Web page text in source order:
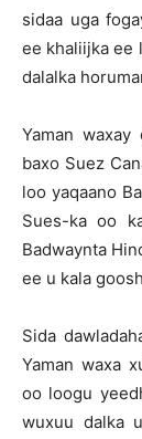
sidaa uga
ee khaliijka ee
dalalka
Yaman
baxo Suez
loo yaqaano
Sues-ka oo
Badwaynta
ee u kala
Sida
Yaman waxa
oo loogu
wuxuu dalka